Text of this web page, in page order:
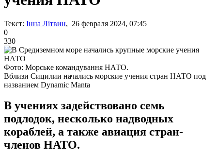
Текст: Інна Літвин, 26 февраля 2024, 07:45
0
330
Фото: Морське командування НАТО.
Вблизи Сицилии начались морские учения стран НАТО под
названием Dynamic Manta
В учениях задействовано семь
подлодок, несколько надводных
кораблей, а также авиация стран-
членов НАТО.